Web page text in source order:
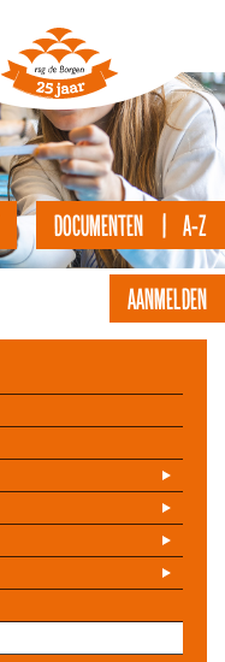
DOCUMENTEN | A-Z
AANMELDEN